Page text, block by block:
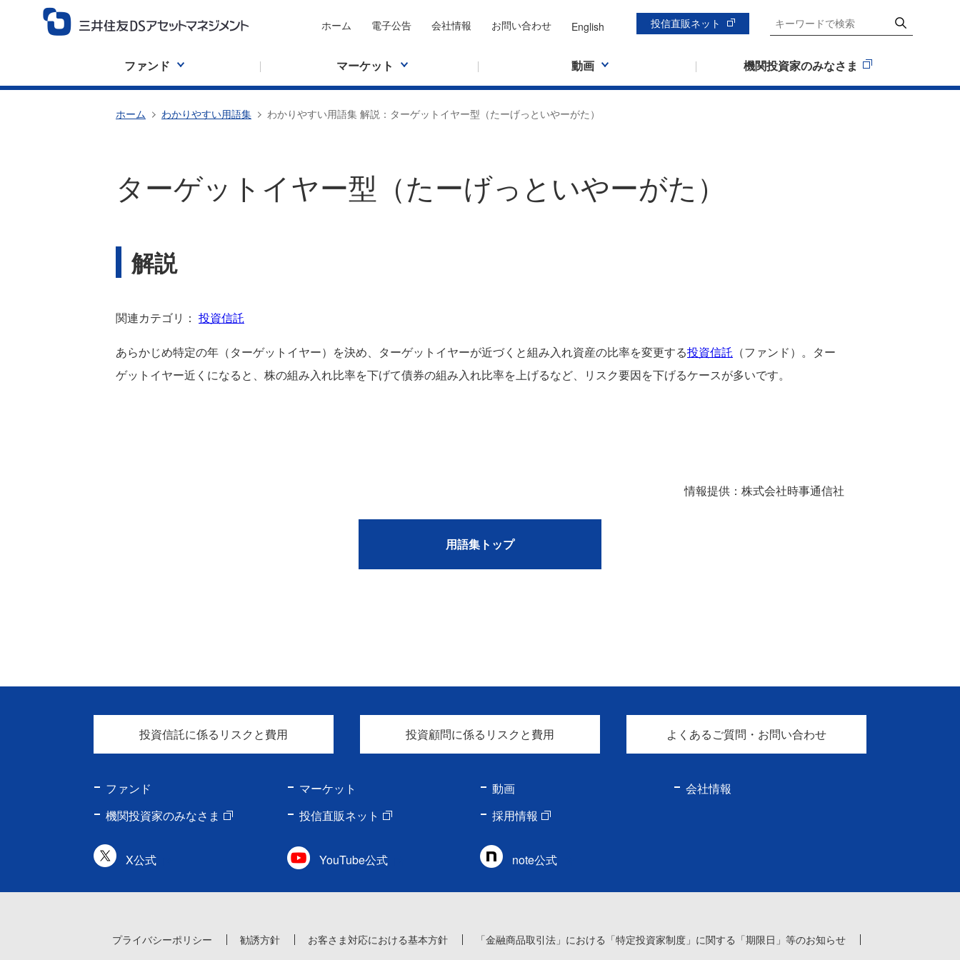
ホーム 電子公告 会社情報 お問い合わせ English 投信直販ネット
ファンド マーケット 動画 機関投資家のみなさま
ホーム わかりやすい用語集 わかりやすい用語集 解説：ターゲットイヤー型（たーげっといやーがた）
ターゲットイヤー型（たーげっといやーがた）
解説
関連カテゴリ： 投資信託
あらかじめ特定の年（ターゲットイヤー）を決め、ターゲットイヤーが近づくと組み入れ資産の比率を変更する投資信託 （ファンド）。ター
ゲットイヤー近くになると、株の組み入れ比率を下げて債券の組み入れ比率を上げるなど、リスク要因を下げるケースが多いです。
情報提供：株式会社時事通信社
用語集トップ
投資信託に係るリスクと費用 投資顧問に係るリスクと費用 よくあるご質問・お問い合わせ
ファンド マーケット 動画
会社情報
機関投資家のみなさま
投信直販ネット 採用情報
X公式 YouTube公式 note公式
プライバシーポリシー 勧誘方針 お客さま対応における基本方針 「金融商品取引法」における「特定投資家制度」に関する「期限日」等のお知らせ